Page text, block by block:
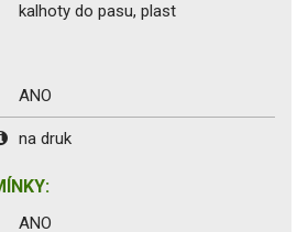
kalhoty do pasu, plast
ANO
na druk
ANO